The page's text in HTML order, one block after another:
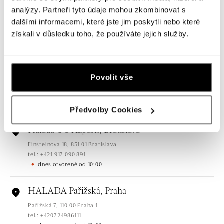
analýzy. Partneři tyto údaje mohou zkombinovat s
dalšími informacemi, které jste jim poskytli nebo které
získali v důsledku toho, že používáte jejich služby.
Povolit vše
Předvolby Cookies
HALADA OC Eurovea, Bratislava
Pribinova 8, 811 09 Bratislava
tel.: +421 910 284 071
Ivanská cesta 16, 821 04 Bratislava
tel.: +421 917 090 372
Halada OC Aupark, Bratislava
Einsteinova 18, 851 01 Bratislava
tel.: +421 917 090 891
dnes otvorené od 10:00
HALADA Pařížská, Praha
Pařížská 7, 110 00 Praha 1
tel.: +420724986111